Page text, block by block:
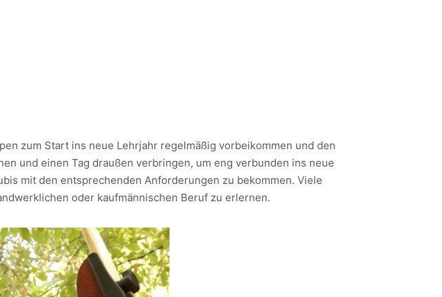
zum Start ins neue Lehrjahr regelmäßig vorbeikommen und den
und einen Tag draußen verbringen, um eng verbunden ins neue
mit den entsprechenden Anforderungen zu bekommen. Viele
oder kaufmännischen Beruf zu erlernen.